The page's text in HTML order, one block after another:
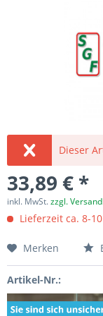
Dieser
33,89 € *
inkl. MwSt.zzgl.
Lieferzeit ca. 8-
Merken
Artikel-Nr.: